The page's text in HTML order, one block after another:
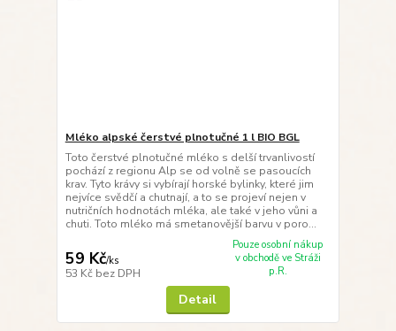
Mléko alpské čerstvé plnotučné 1 l BIO BGL
Toto čerstvé plnotučné mléko s delší trvanlivostí
pochází z regionu Alp se od volně se pasoucích
krav. Tyto krávy si vybírají horské bylinky, které jim
nejvíce svědčí a chutnají, a to se projeví nejen v
nutričních hodnotách mléka, ale také v jeho vůni a
chuti. Toto mléko má smetanovější barvu v poro...
59 Kč/ks
53 Kč bez DPH
Pouze osobní nákup
v obchodě ve Stráži
p.R.
Detail